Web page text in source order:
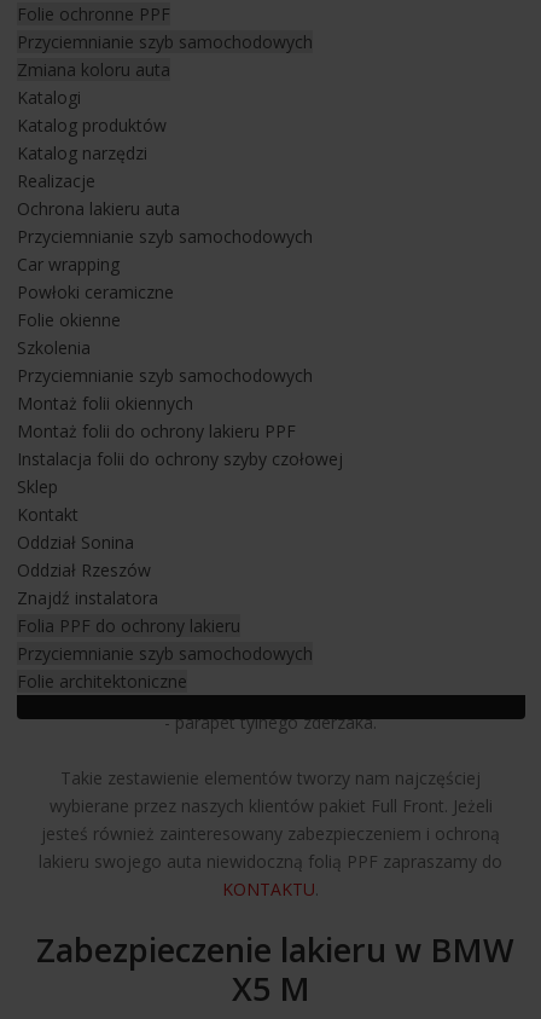
Folie ochronne PPF
Przyciemnianie szyb samochodowych
Zmiana koloru auta
Katalogi
Katalog produktów
Katalog narzędzi
Realizacje
Ochrona lakieru auta
Przyciemnianie szyb samochodowych
Car wrapping
Powłoki ceramiczne
Folie okienne
Szkolenia
Przyciemnianie szyb samochodowych
Montaż folii okiennych
Montaż folii do ochrony lakieru PPF
Instalacja folii do ochrony szyby czołowej
Sklep
Kontakt
Oddział Sonina
Oddział Rzeszów
Znajdź instalatora
Folia PPF do ochrony lakieru
Przyciemnianie szyb samochodowych
Folie architektoniczne
pakiecie M przybyły do nas w celu ochrony najbardziej
newralgicznych miejsc poprzez zastosowanie na nich
bezbarwnej folii ochronnej marki LLumar.
do ochrony lakieru
zabezpieczenia przed obiciami od kamieni, rysami, otarciami
parkingowymi czy atakami wandalizmu. Użyta w tym
przypadku
wersji od 180 do 300 mikronów grubości dla przykładu lakiery
w nowych autach obecnie mają 40-90 mikronów grubości.
Oferowana przez nas folia do zabezpieczenia lakieru posiada
właściwości samo regeneracji i właściwości hydrofobowe co
więcej folia nadaje lakierowi szklistość niemal jak po
zaaplikowaniupowłoki ceramicznej
Na obydwu modelach BMW X5 zostały przeprowadzony
montaż folii ochronnych.
Ochrona lakieru samochodowego została wykonana na:
- słupki A i nadszybie
- lusterka + wnęki klamek
- słupki black piano
- parapet tylnego zderzaka.
Takie zestawienie elementów tworzy nam najczęściej
wybierane przez naszych klientów pakiet Full Front. Jeżeli
jesteś również zainteresowany zabezpieczeniem i ochroną
lakieru swojego auta niewidoczną folią PPF zapraszamy do
KONTAKTU.
Zabezpieczenie lakieru w BMW
X5 M